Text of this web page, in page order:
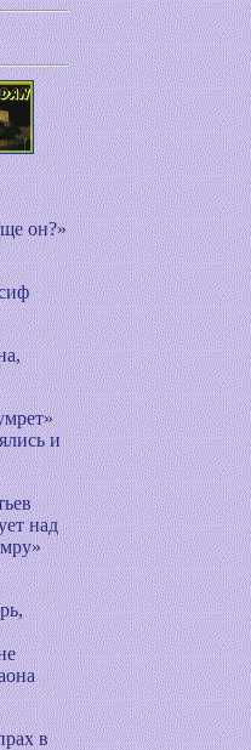
он?»
и
над
в